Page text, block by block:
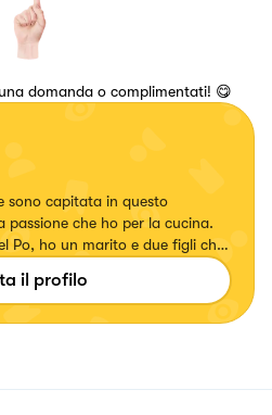
domanda o complimentati! 😋
sono capitata in questo
passione che ho per la cucina.
Po, ho un marito e due figli che
che apprezzano quello che
inaspettata nuova
il profilo